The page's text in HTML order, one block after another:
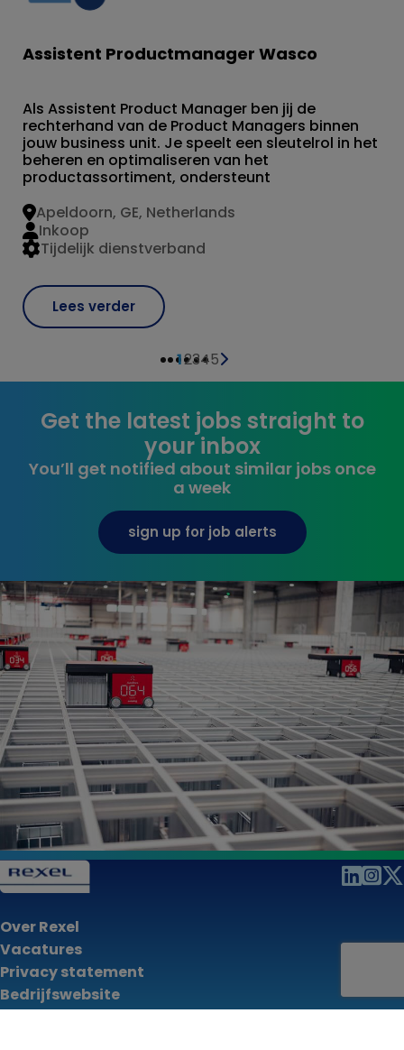
Assistent Productmanager Wasco
Als Assistent Product Manager ben jij de
rechterhand van de Product Managers binnen
jouw business unit. Je speelt een sleutelrol in het
beheren en optimaliseren van het
productassortiment, ondersteunt
Lees verder
Apeldoorn, GE, Netherlands
Tijdelijk dienstverband
Inkoop
12345
Get the latest jobs straight to
your inbox
You’ll get notified about similar jobs once
a week
sign up for job alerts
Over Rexel
Vacatures
Privacy statement
Bedrijfswebsite